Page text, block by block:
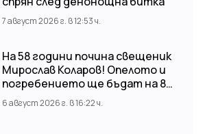
7 август 2026 г. в 12:53 ч.
На 58 години почина свещеник
Мирослав Коларов! Опелото и
погребението ще бъдат на 8
август (събота) от 11:00 часа в
храм “Св. Св. Козма и Дамян”, гр.
6 август 2026 г. в 16:22 ч.